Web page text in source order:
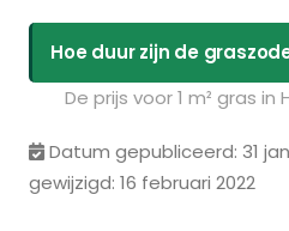
Hoe duur zijn de
Datum gepubliceerd: 31
gewijzigd: 16 februari 2022